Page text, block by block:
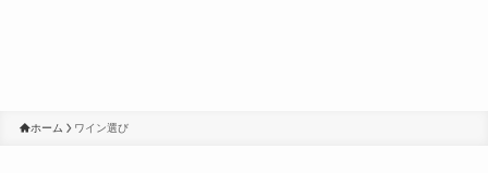
ホーム ワイン選び